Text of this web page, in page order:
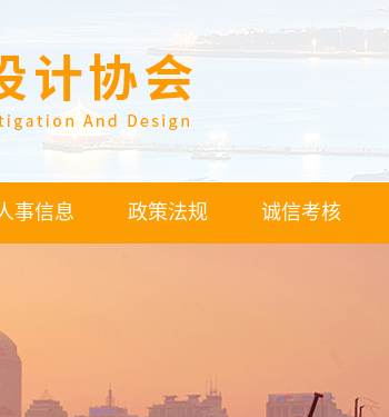
事信息 政策法规 诚信考核